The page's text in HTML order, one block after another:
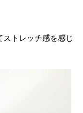
トレッチ感を感じ